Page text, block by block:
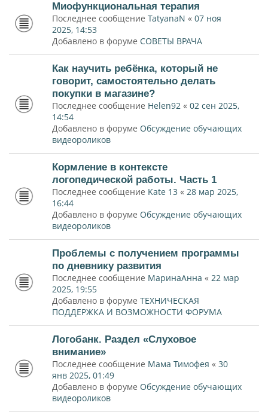
Миофункциональная терапия
Последнее сообщение TatyanaN « 07 ноя
2025, 14:53
Добавлено в форуме СОВЕТЫ ВРАЧА
Как научить ребёнка, который не
говорит, самостоятельно делать
покупки в магазине?
Последнее сообщение Helen92 « 02 сен 2025,
14:54
Добавлено в форуме Обсуждение обучающих
видеороликов
Кормление в контексте
логопедической работы. Часть 1
Последнее сообщение Kate 13 « 28 мар 2025,
16:44
Добавлено в форуме Обсуждение обучающих
видеороликов
Проблемы с получением программы
по дневнику развития
Последнее сообщение МаринаАнна « 22 мар
2025, 19:55
Добавлено в форуме ТЕХНИЧЕСКАЯ
ПОДДЕРЖКА И ВОЗМОЖНОСТИ ФОРУМА
Логобанк. Раздел «Слуховое
внимание»
Последнее сообщение Мама Тимофея « 30
янв 2025, 01:49
Добавлено в форуме Обсуждение обучающих
видеороликов